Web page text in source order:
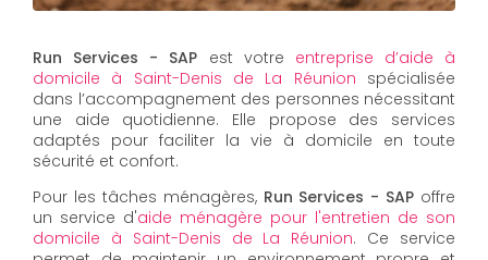
Run Services - SAP est votre entreprise d’aide à
domicile à Saint-Denis de La Réunion spécialisée
dans l’accompagnement des personnes nécessitant
une aide quotidienne. Elle propose des services
adaptés pour faciliter la vie à domicile en toute
sécurité et confort.
Pour les tâches ménagères, Run Services - SAP offre
un service d'aide ménagère pour l'entretien de son
domicile à Saint-Denis de La Réunion. Ce service